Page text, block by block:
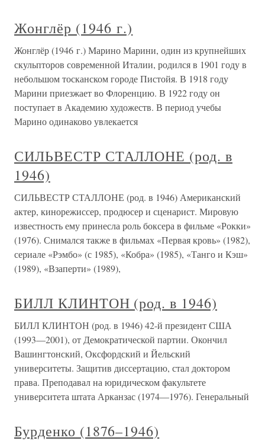
Жонглёр (1946 г.)
Жонглёр (1946 г.) Марино Марини, один из крупнейших
скульпторов современной Италии, родился в 1901 году в
небольшом тосканском городе Пистойя. В 1918 году
Марини приезжает во Флоренцию. В 1922 году он
поступает в Академию художеств. В период учебы
Марино одинаково увлекается
СИЛЬВЕСТР СТАЛЛОНЕ (род. в
1946)
СИЛЬВЕСТР СТАЛЛОНЕ (род. в 1946) Американский
актер, кинорежиссер, продюсер и сценарист. Мировую
известность ему принесла роль боксера в фильме «Рокки»
(1976). Снимался также в фильмах «Первая кровь» (1982),
сериале «Рэмбо» (с 1985), «Кобра» (1985), «Танго и Кэш»
(1989), «Взаперти» (1989),
БИЛЛ КЛИНТОН (род. в 1946)
БИЛЛ КЛИНТОН (род. в 1946) 42-й президент США
(1993—2001), от Демократической партии. Окончил
Вашингтонский, Оксфордский и Йельский
университеты. Защитив диссертацию, стал доктором
права. Преподавал на юридическом факультете
университета штата Арканзас (1974—1976). Генеральный
Бурденко (1876–1946)